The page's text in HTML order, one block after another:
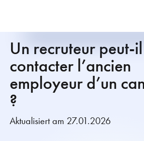
Un recruteur peut-il
contacter l’ancien
employeur d’un
?
Aktualisiert am 27.01.2026